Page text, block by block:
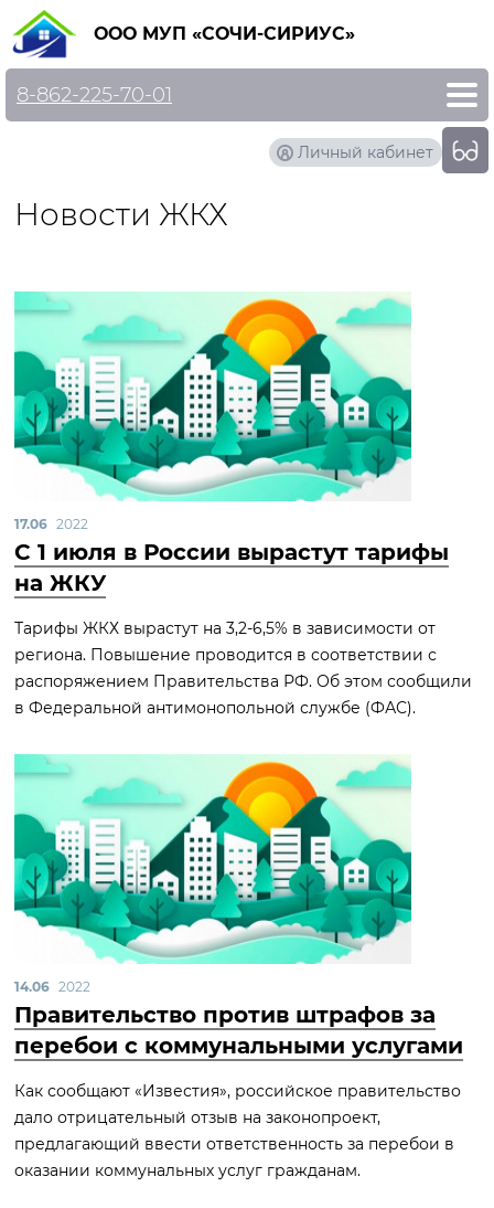
ООО МУП «СОЧИ-СИРИУС»
8-862-225-70-01
Личный кабинет
Новости ЖКХ
17.06 2022
С 1 июля в России вырастут тарифы
на ЖКУ
Тарифы ЖКХ вырастут на 3,2-6,5% в зависимости от
региона. Повышение проводится в соответствии с
распоряжением Правительства РФ. Об этом сообщили
в Федеральной антимонопольной службе (ФАС).
14.06 2022
Правительство против штрафов за
перебои с коммунальными услугами
Как сообщают «Известия», российское правительство
дало отрицательный отзыв на законопроект,
предлагающий ввести ответственность за перебои в
оказании коммунальных услуг гражданам.